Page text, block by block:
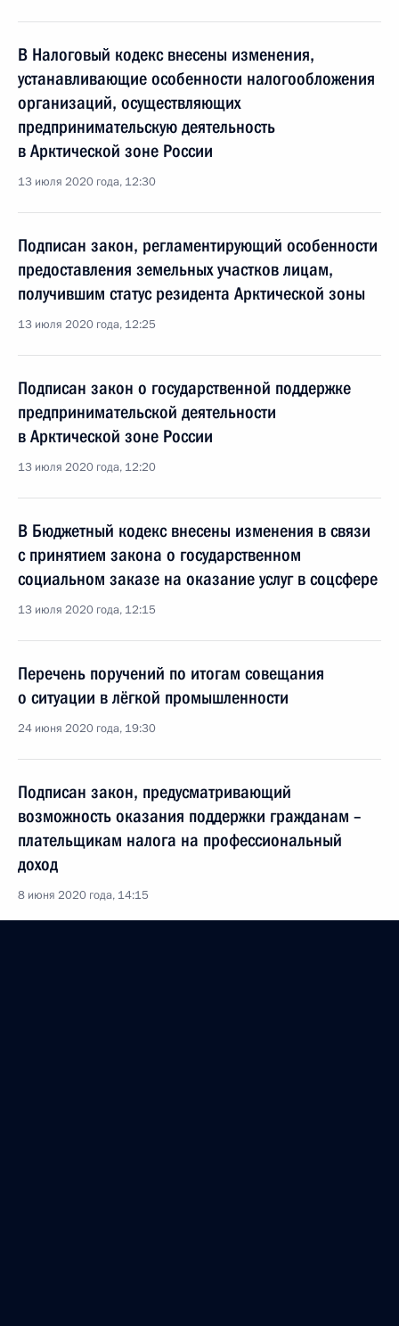
В Налоговый кодекс внесены изменения,
устанавливающие особенности налогообложения
организаций, осуществляющих
предпринимательскую деятельность
в Арктической зоне России
13 июля 2020 года, 12:30
Подписан закон, регламентирующий особенности
предоставления земельных участков лицам,
получившим статус резидента Арктической зоны
13 июля 2020 года, 12:25
Подписан закон о государственной поддержке
предпринимательской деятельности
в Арктической зоне России
13 июля 2020 года, 12:20
В Бюджетный кодекс внесены изменения в связи
с принятием закона о государственном
социальном заказе на оказание услуг в соцсфере
13 июля 2020 года, 12:15
Перечень поручений по итогам совещания
о ситуации в лёгкой промышленности
24 июня 2020 года, 19:30
Подписан закон, предусматривающий
возможность оказания поддержки гражданам –
плательщикам налога на профессиональный
доход
8 июня 2020 года, 14:15